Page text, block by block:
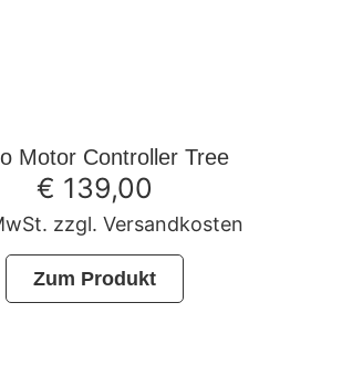
Motor Controller Tree
€ 139,00
zzgl. Versandkosten
Zum Produkt